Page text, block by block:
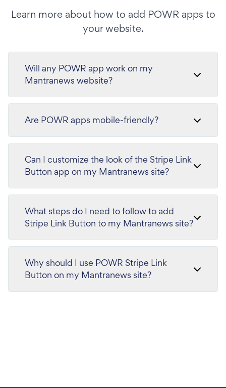
Learn more about how to add POWR apps to
your website.
Will any POWR app work on my
Mantranews website?
Are POWR apps mobile-friendly?
Can I customize the look of the Stripe Link
Button app on my Mantranews site?
What steps do I need to follow to add
Stripe Link Button to my Mantranews site?
Why should I use POWR Stripe Link
Button on my Mantranews site?